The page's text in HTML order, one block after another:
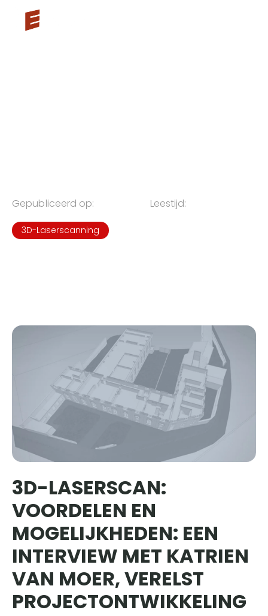
Gepubliceerd op: Leestijd:
3D-Laserscanning
3D-LASERSCAN:
VOORDELEN EN
MOGELIJKHEDEN: EEN
INTERVIEW MET KATRIEN
VAN MOER, VERELST
PROJECTONTWIKKELING